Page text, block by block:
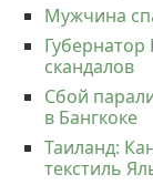
Мужчина
Губернатор
скандалов
Сбой
в Бангкоке
Таиланд:
текстиль